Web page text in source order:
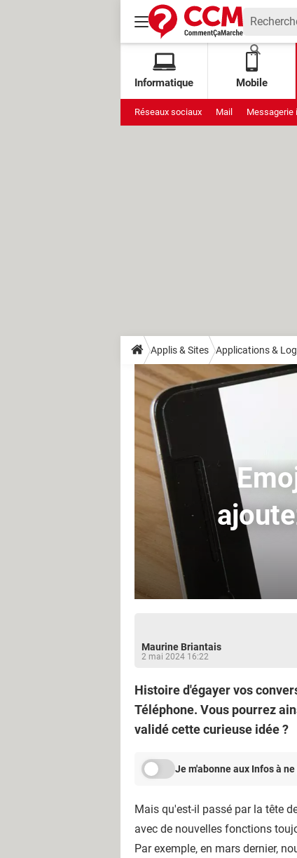
Informatique Mobile
Réseaux sociaux Mail Messagerie
Applis & Sites Applications &
Maurine Briantais
2 mai 2024 16:22
Histoire d'égayer vos
Téléphone. Vous pourrez
validé cette curieuse idée ?
Je m'abonne aux Infos à
Mais qu'est-il passé par la tête
avec de nouvelles fonctions
Par exemple, en mars dernier,